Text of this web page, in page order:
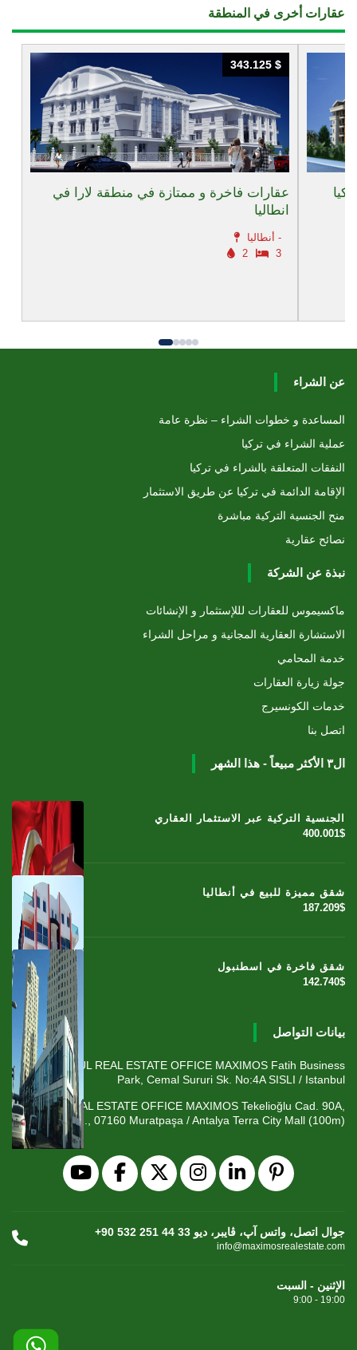
عقارات أخرى في المنطقة
عقارات فاخرة و ممتازة في منطقة لارا في
انطاليا
أنطاليا -
3
2
343.125 $
343.125 $
عن الشراء
المساعدة و خطوات الشراء – نظرة عامة
عملية الشراء في تركيا
النفقات المتعلقة بالشراء في تركيا
الإقامة الدائمة في تركيا عن طريق الاستثمار
منح الجنسية التركية مباشرة
نصائح عقارية
نبذة عن الشركة
ماكسيموس للعقارات لللإستثمار و الإنشائات
الاستشارة العقارية المجانية و مراحل الشراء
خدمة المحامي
جولة زيارة العقارات
خدمات الكونسيرج
اتصل بنا
ال٣ الأكثر مبيعاً - هذا الشهر
الجنسية التركية عبر الاستثمار العقاري
400.001$
شقق مميزة للبيع في أنطاليا
187.209$
شقق فاخرة في اسطنبول
142.740$
بيانات التواصل
ISTANBUL REAL ESTATE OFFICE MAXIMOS Fatih Business
Park, Cemal Sururi Sk. No:4A SISLI / Istanbul
ANTALYA REAL ESTATE OFFICE MAXIMOS Tekelioğlu Cad. 90A,
Fener Mah., 07160 Muratpaşa / Antalya Terra City Mall (100m)
+90 532 251 44 33 جوال اتصل، واتس آپ، ڤايبر، ديو
info@maximosrealestate.com
الإثنين - السبت
9:00 - 19:00